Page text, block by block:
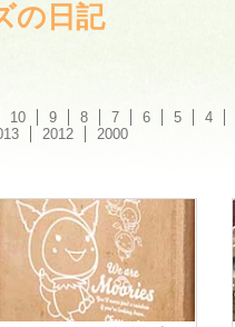
の日記
10 9 8 7 6 5 4
2012 2000